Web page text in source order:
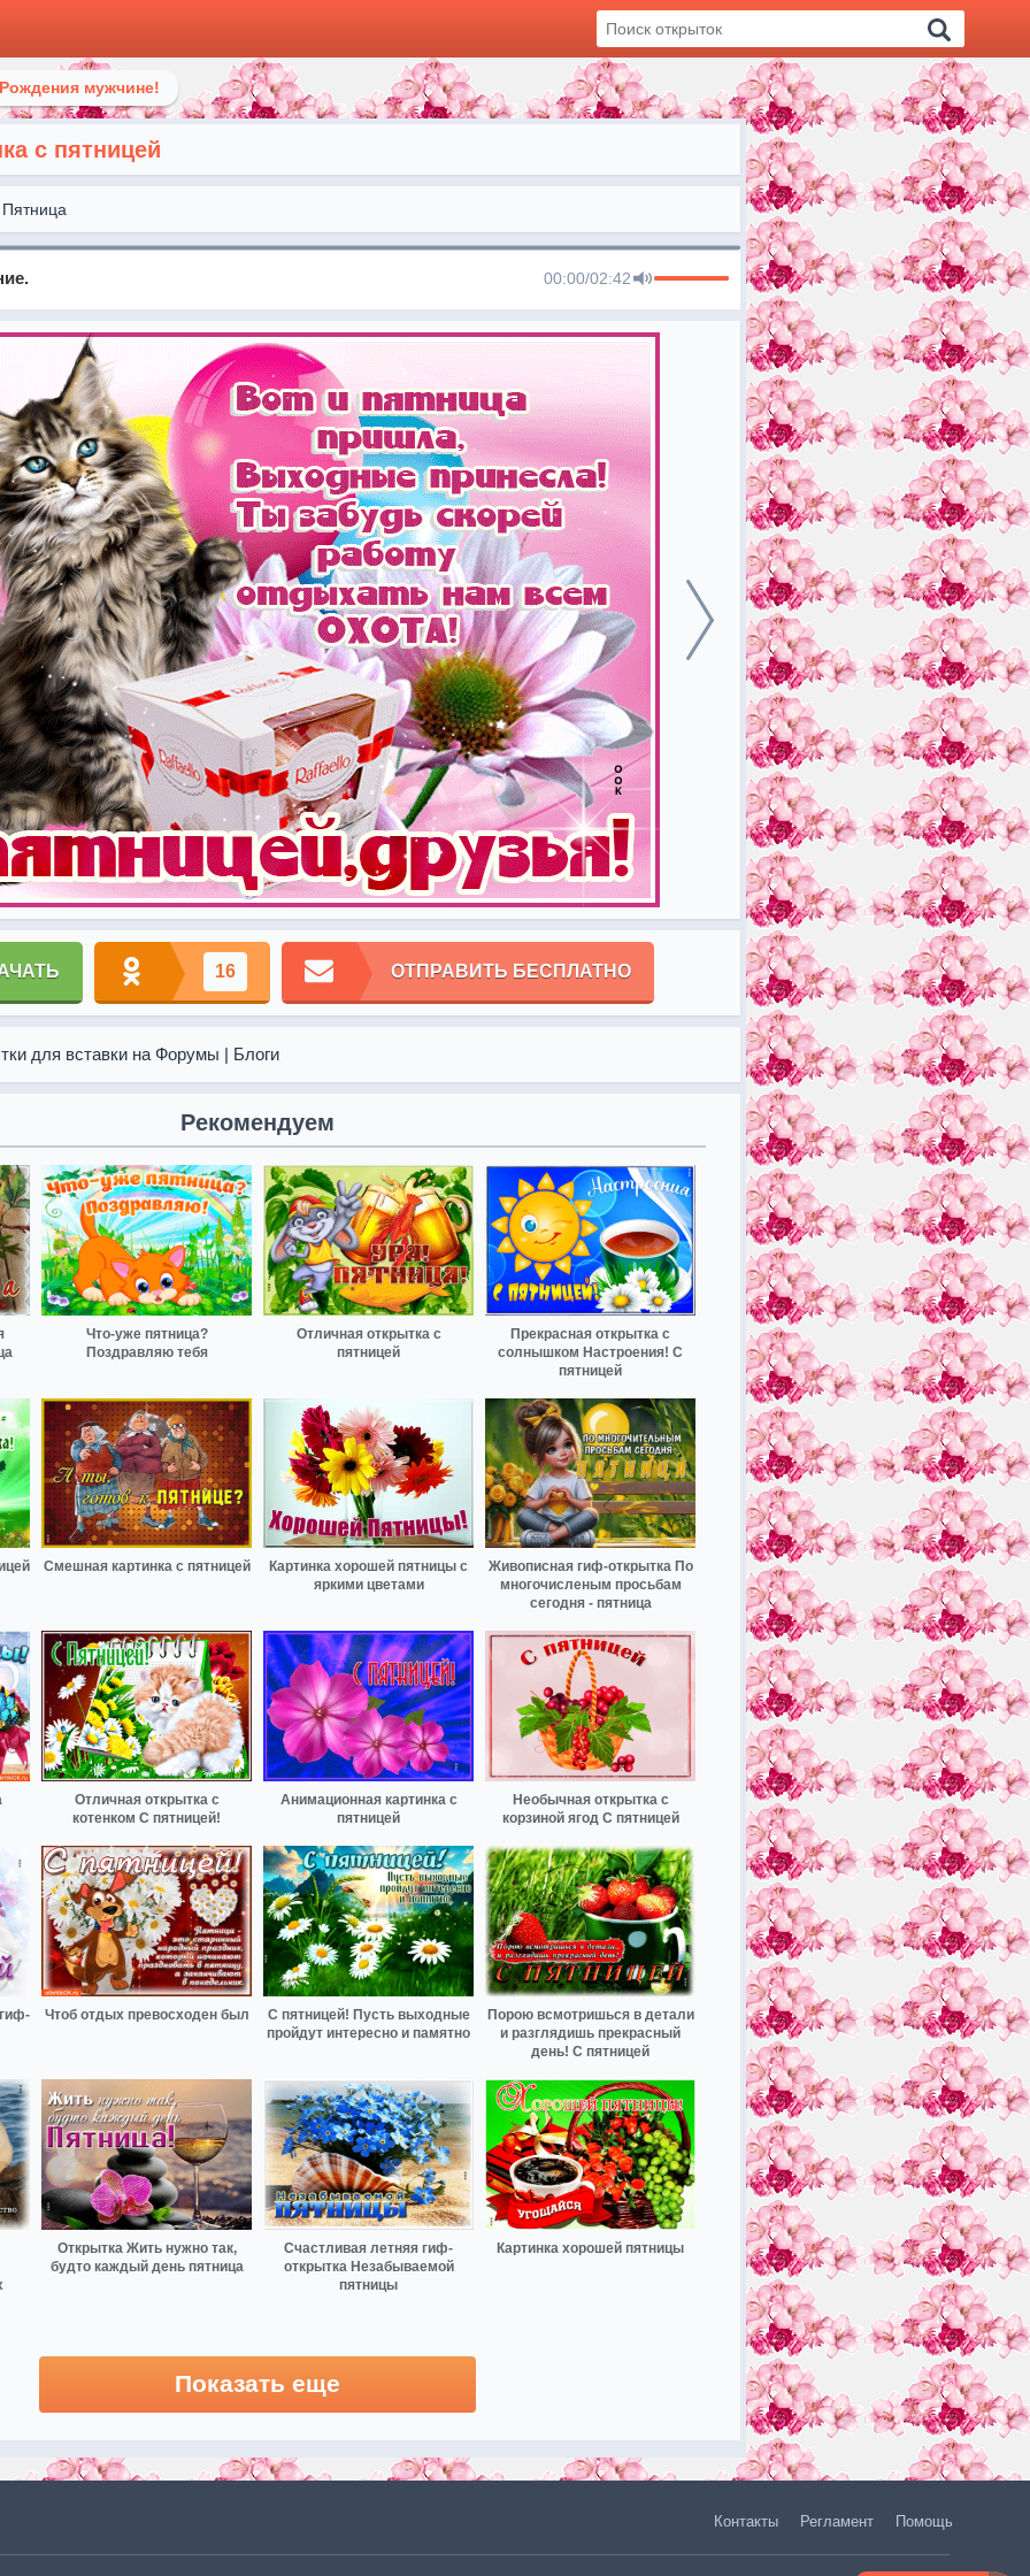
мужчине!
с пятницей
Пятница
00:00/02:42
16 ОТПРАВИТЬ БЕСПЛАТНО
для вставки на Форумы | Блоги
Рекомендуем
Что-уже пятница?
Поздравляю тебя
Отличная открытка с
пятницей
Прекрасная открытка с
солнышком Настроения! С
пятницей
Смешная картинка с пятницей
Картинка хорошей пятницы с
яркими цветами
Живописная гиф-открытка По
многочисленым просьбам
сегодня - пятница
Отличная открытка с
котенком С пятницей!
Анимационная картинка с
пятницей
Необычная открытка с
корзиной ягод С пятницей
Чтоб отдых превосходен был
С пятницей! Пусть выходные
пройдут интересно и памятно
Порою всмотришься в детали
и разглядишь прекрасный
день! С пятницей
Открытка Жить нужно так,
будто каждый день пятница
Счастливая летняя гиф-
открытка Незабываемой
пятницы
Картинка хорошей пятницы
Показать еще
Контакты Регламент Помощь